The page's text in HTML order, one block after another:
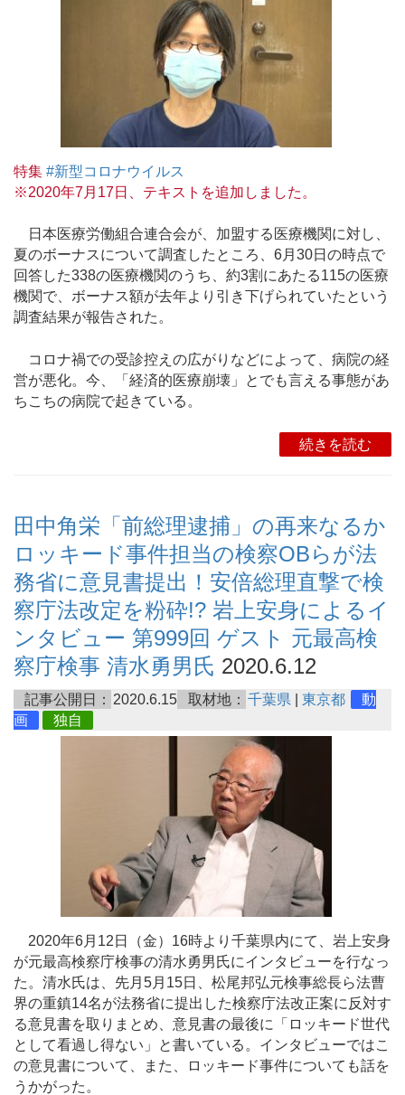
特集 #新型コロナウイルス
※2020年7月17日、テキストを追加しました。
日本医療労働組合連合会が、加盟する医療機関に対し、
夏のボーナスについて調査したところ、6月30日の時点で
回答した338の医療機関のうち、約3割にあたる115の医療
機関で、ボーナス額が去年より引き下げられていたという
調査結果が報告された。
コロナ禍での受診控えの広がりなどによって、病院の経
営が悪化。今、「経済的医療崩壊」とでも言える事態があ
ちこちの病院で起きている。
続きを読む
田中角栄「前総理逮捕」の再来なるか
ロッキード事件担当の検察OBらが法
務省に意見書提出！安倍総理直撃で検
察庁法改定を粉砕!? 岩上安身によるイ
ンタビュー 第999回 ゲスト 元最高検
察庁検事 清水勇男氏 2020.6.12
記事公開日： 2020.6.15 取材地： 千葉県 東京都
動
画
独自
2020年6月12日（金）16時より千葉県内にて、岩上安身
が元最高検察庁検事の清水勇男氏にインタビューを行なっ
た。清水氏は、先月5月15日、松尾邦弘元検事総長ら法曹
界の重鎮14名が法務省に提出した検察庁法改正案に反対す
る意見書を取りまとめ、意見書の最後に「ロッキード世代
として看過し得ない」と書いている。インタビューではこ
の意見書について、また、ロッキード事件についても話を
うかがった。